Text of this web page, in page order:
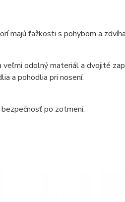
majú ťažkosti s pohybom a
odolný materiál a dvojité
a pohodlia pri nosení.
po zotmení.